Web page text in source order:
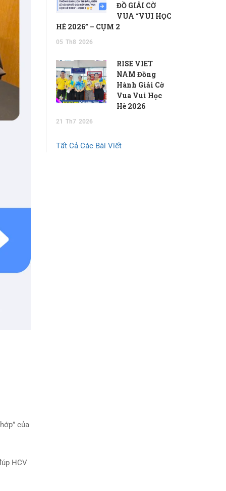
” của
HCV
ĐỒ GIẢI CỜ
VUA “VUI HỌC
HÈ 2026” – CỤM 2
05 Th8 2026
RISE VIET
NAM Đồng
Hành Giải Cờ
Vua Vui Học
Hè 2026
21 Th7 2026
Tất Cả Các Bài Viết